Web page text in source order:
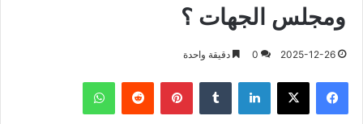
ومجلس الجهات ؟
2025-12-26
0 دقيقة واحدة
فيسبوك X لينكدإن بينتيريست واتساب